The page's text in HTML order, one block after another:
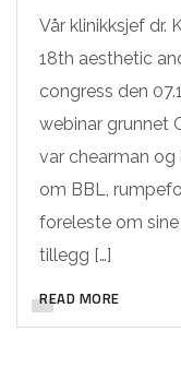
Vår klinikksjef dr.
18th aesthetic
congress den
webinar grunnet
var chearman
om BBL,
foreleste om
tillegg […]
READ MORE